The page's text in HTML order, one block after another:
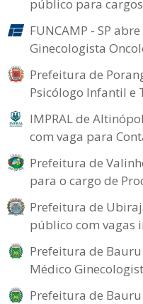
público para
FUNCAMP - SP
Ginecologista
Prefeitura de
Psicólogo Infantil e
IMPRAL de
com vaga para
Prefeitura de
para o cargo de
Prefeitura de
público com vagas
Prefeitura de
Médico
Prefeitura de Bauru